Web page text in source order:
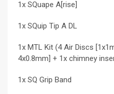
1x SQuape A[rise]
1x SQuip Tip A DL
1x MTL Kit (4 Air Discs
4x0.8mm] + 1x chimney
1x SQ Grip Band